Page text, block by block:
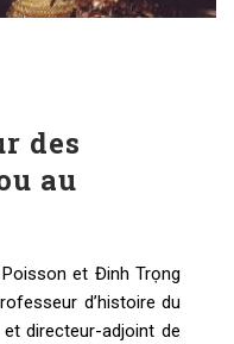
des
au
et Đinh Trọng
d’histoire du
et directeur-adjoint de